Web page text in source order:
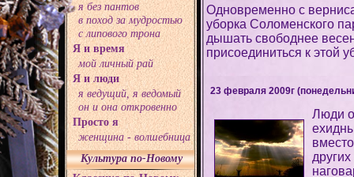
я без пантов
в поход за мудростью
с липового трона
Я и время
мой личный рай
Я и люди
я ведущий, я ведомый
он и она откровенно
Просто я
женщина - волшебница
Культура по-Новому
Одновременно с
уборка Соломенского
дышать свободнее
присоединиться к этой
23 февраля 2009г
Люди